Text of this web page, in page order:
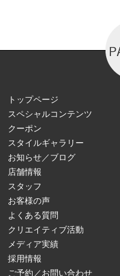
トップページ
スペシャルコンテンツ
クーポン
スタイルギャラリー
お知らせ／ブログ
店舗情報
スタッフ
お客様の声
よくある質問
クリエイティブ活動
メディア実績
採用情報
ご予約／お問い合わせ